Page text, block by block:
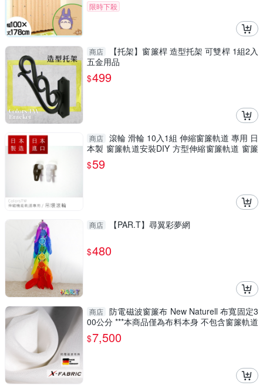
限時下殺
商店
【托架】窗簾桿 造型托架 可雙桿 1組2入
五金用品
$499
商店 滾輪 滑輪 10入1組 伸縮窗簾軌道 專用 日
本製 窗簾軌道安裝DIY 方型伸縮窗簾軌道 窗簾
伸縮桿
$59
商店 【PAR.T】尋翼彩夢網
$480
商店 防電磁波窗簾布 New Naturell 布寬固定3
00公分 ***本商品僅為布料本身 不包含窗簾軌道
等施作***
$7,500